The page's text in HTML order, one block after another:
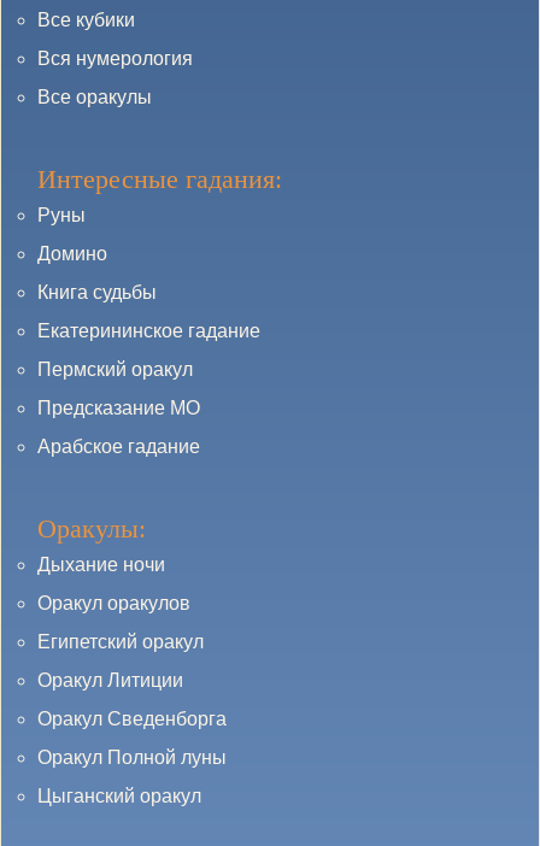
Все кубики
Вся нумерология
Все оракулы
Интересные гадания:
Руны
Домино
Книга судьбы
Екатерининское гадание
Пермский оракул
Предсказание МО
Арабское гадание
Оракулы:
Дыхание ночи
Оракул оракулов
Египетский оракул
Оракул Литиции
Оракул Сведенборга
Оракул Полной луны
Цыганский оракул